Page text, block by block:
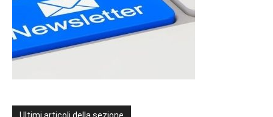
Ultimi articoli della sezione